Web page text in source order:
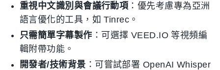
重視中文識別與會議行動項 ：優先考慮專為亞洲
語言優化的工具，如 Tinrec。
只需簡單字幕製作 ：可選擇 VEED.IO 等視頻編
輯附帶功能。
開發者/技術背景 ：可嘗試部署 OpenAI Whisper